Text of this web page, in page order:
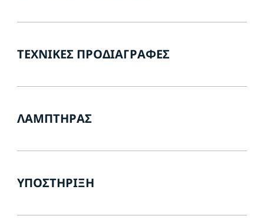
ΤΕΧΝΙΚΈΣ ΠΡΟΔΙΑΓΡΑΦΈΣ
ΛΑΜΠΤΉΡΑΣ
ΥΠΟΣΤΉΡΙΞΗ